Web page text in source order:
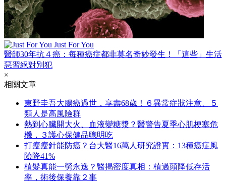
Just For You
醫師30年抗４癌：每種癌症都非莫名奇妙發生！「這些」生活
惡習絕對別犯
×
相關文章
東野圭吾大腸癌過世，享壽68歲！６異常症狀注意、５
類人是高風險群
熱到心臟開大火、血液變糖漿？醫警告夏季心肌梗塞危
機，３護心保健品聰明吃
打瘦瘦針能防癌？台大醫16萬人研究證實：13種癌症風
險降41%
植髮真能一勞永逸？醫揭密度真相：植過頭降低存活
率，術後保養靠２事